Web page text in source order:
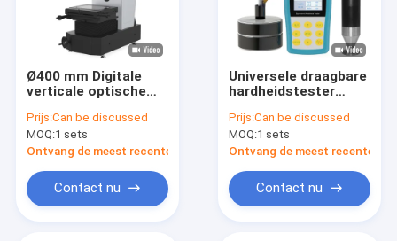
Ø400 mm Digitale
verticale optische
Prijs:Can be discussed
MOQ:1 sets
Ontvang de meest recente Prijs
Contact nu
Universele draagbare
hardheidstester
CE-gecertificeerd
Prijs:Can be discussed
MOQ:1 sets
Ontvang de meest recente
Contact nu